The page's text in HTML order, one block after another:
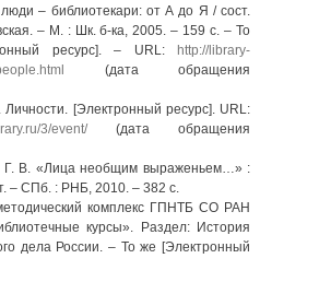
люди – библиотекари: от А до Я / сост.
– М. : Шк. б-ка, 2005. – 159 с. – То
ресурс]. – URL:
http://library-
(дата обращения
Личности. [Электронный ресурс]. URL:
3/event/(дата обращения
Г. В. «Лица необщим выраженьем…» :
– СПб. : РНБ, 2010. – 382 с.
комплекс ГПНТБ СО РАН
курсы». Раздел: История
дела России. – То же [Электронный